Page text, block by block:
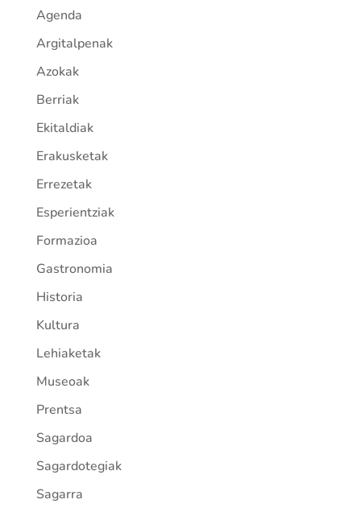
Agenda
Argitalpenak
Azokak
Berriak
Ekitaldiak
Erakusketak
Errezetak
Esperientziak
Formazioa
Gastronomia
Historia
Kultura
Lehiaketak
Museoak
Prentsa
Sagardoa
Sagardotegiak
Sagarra